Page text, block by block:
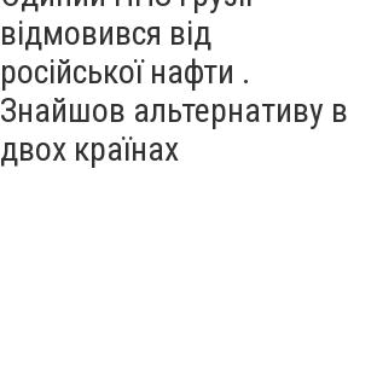
відмовився від
російської нафти .
Знайшов альтернативу в
двох країнах